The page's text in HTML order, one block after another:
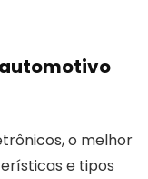
automotivo
o melhor
e tipos